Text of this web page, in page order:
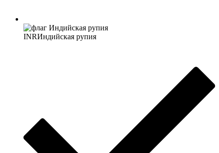
INRИндийская рупия